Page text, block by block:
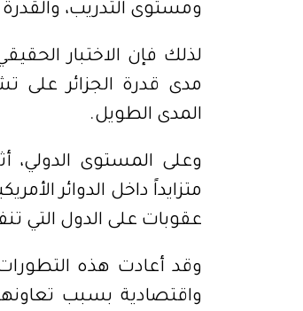
ومستوى التدريب،
لذلك فإن الاختبار
مدى قدرة الجزائر على
المدى الطويل.
وعلى المستوى الدولي،
متزايداً داخل الدوائر
عقوبات على الدول التي
وقد أعادت هذه
واقتصادية بسبب